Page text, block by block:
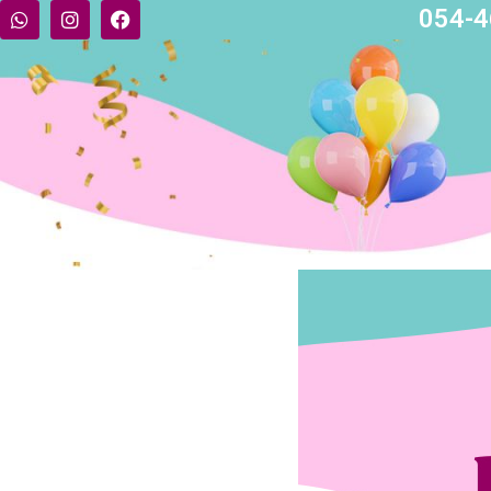
054-